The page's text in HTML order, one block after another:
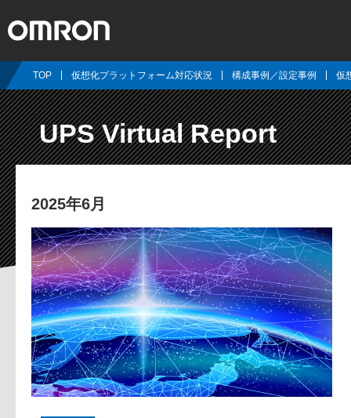
TOP 仮想化プラットフォーム対応状況 構成事例／設定事例 仮
UPS Virtual Report
2025年6月